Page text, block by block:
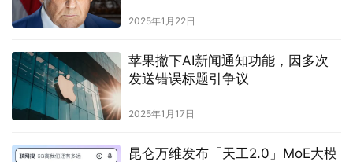
2025年1月22日
苹果撤下AI新闻通知功能，因多次
发送错误标题引争议
2025年1月17日
昆仑万维发布「天工2.0」MoE大模